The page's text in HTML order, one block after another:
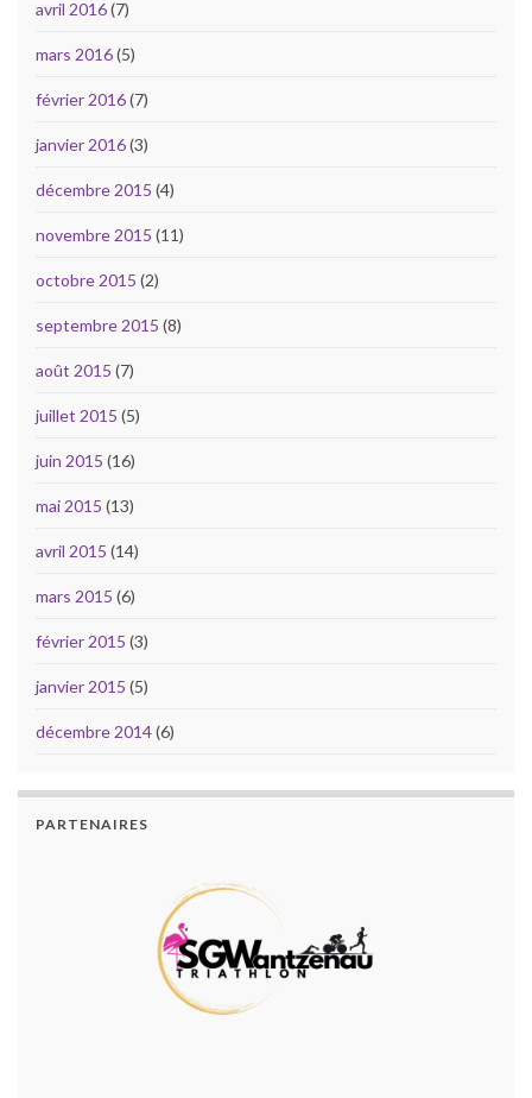
avril 2016(7)
mars 2016(5)
février 2016(7)
janvier 2016(3)
décembre 2015 (4)
novembre 2015 (11)
octobre 2015 (2)
septembre 2015 (8)
août 2015 (7)
juillet 2015 (5)
juin 2015 (16)
mai 2015 (13)
avril 2015 (14)
mars 2015 (6)
février 2015 (3)
janvier 2015 (5)
décembre 2014(6)
PARTENAIRES